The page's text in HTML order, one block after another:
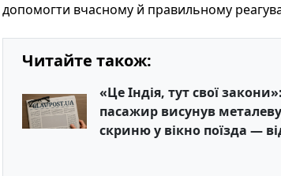
допомогти вчасному й правильному
Читайте також:
«Це Індія, тут свої закони»:
пасажир висунув металеву
скриню у вікно поїзда —